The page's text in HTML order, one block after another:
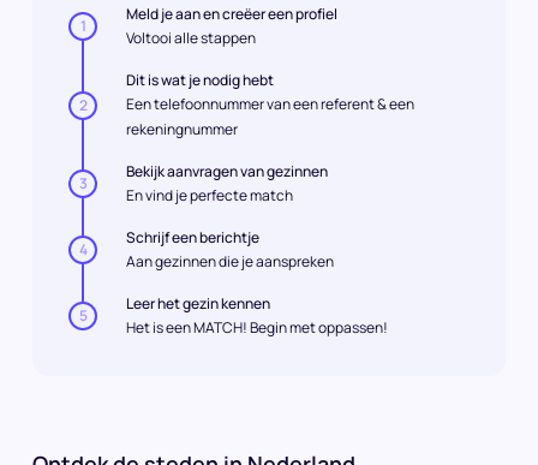
1
Meld je aan en creëer een profiel
Voltooi alle stappen
2
Dit is wat je nodig hebt
Een telefoonnummer van een referent & een
rekeningnummer
3
Bekijk aanvragen van gezinnen
En vind je perfecte match
4
Schrijf een berichtje
Aan gezinnen die je aanspreken
5
Leer het gezin kennen
Het is een MATCH! Begin met oppassen!